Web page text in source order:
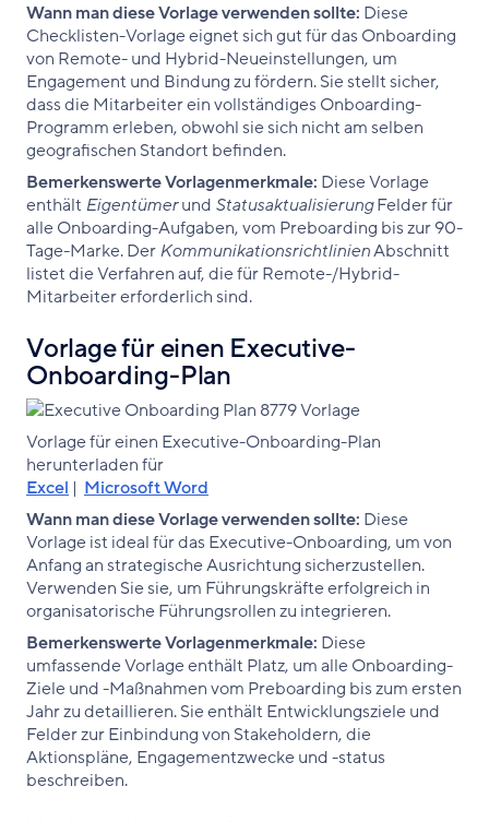
Wann man diese Vorlage verwenden sollte: Diese
Checklisten-Vorlage eignet sich gut für das Onboarding
von Remote- und Hybrid-Neueinstellungen, um
Engagement und Bindung zu fördern. Sie stellt sicher,
dass die Mitarbeiter ein vollständiges Onboarding-
Programm erleben, obwohl sie sich nicht am selben
geografischen Standort befinden.
Bemerkenswerte Vorlagenmerkmale: Diese Vorlage
enthält Eigentümerund StatusaktualisierungFelder für
alle Onboarding-Aufgaben, vom Preboarding bis zur 90-
Tage-Marke. DerKommunikationsrichtlinienAbschnitt
listet die Verfahren auf, die für Remote-/Hybrid-
Mitarbeiter erforderlich sind.
Vorlage für einen Executive-
Onboarding-Plan
Vorlage für einen Executive-Onboarding-Plan
herunterladen für
Excel | Microsoft Word
Wann man diese Vorlage verwenden sollte: Diese
Vorlage ist ideal für das Executive-Onboarding, um von
Anfang an strategische Ausrichtung sicherzustellen.
Verwenden Sie sie, um Führungskräfte erfolgreich in
organisatorische Führungsrollen zu integrieren.
Bemerkenswerte Vorlagenmerkmale: Diese
umfassende Vorlage enthält Platz, um alle Onboarding-
Ziele und -Maßnahmen vom Preboarding bis zum ersten
Jahr zu detaillieren. Sie enthält Entwicklungsziele und
Felder zur Einbindung von Stakeholdern, die
Aktionspläne, Engagementzwecke und -status
beschreiben.